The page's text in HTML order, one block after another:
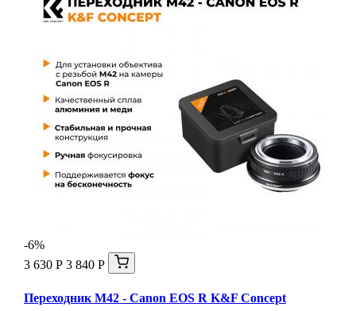
-6%
3 630 Р 3 840 Р
Переходник M42 - Canon EOS R K&F Concept